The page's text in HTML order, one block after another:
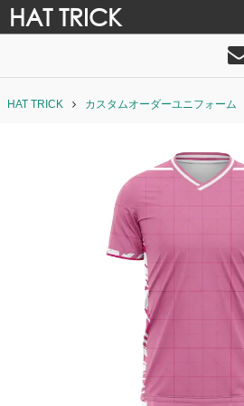
HAT TRICK
HAT TRICK カスタムオーダーユニフォーム